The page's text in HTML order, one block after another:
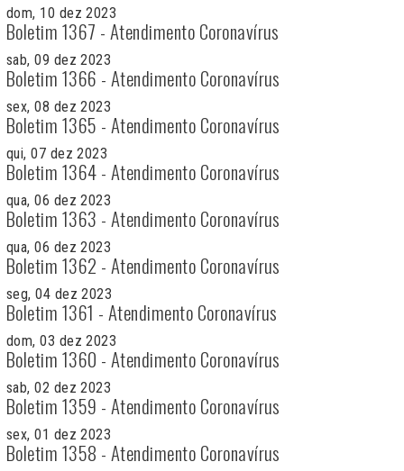
dom, 10 dez 2023
Boletim 1367 - Atendimento Coronavírus
sab, 09 dez 2023
Boletim 1366 - Atendimento Coronavírus
sex, 08 dez 2023
Boletim 1365 - Atendimento Coronavírus
qui, 07 dez 2023
Boletim 1364 - Atendimento Coronavírus
qua, 06 dez 2023
Boletim 1363 - Atendimento Coronavírus
qua, 06 dez 2023
Boletim 1362 - Atendimento Coronavírus
seg, 04 dez 2023
Boletim 1361 - Atendimento Coronavírus
dom, 03 dez 2023
Boletim 1360 - Atendimento Coronavírus
sab, 02 dez 2023
Boletim 1359 - Atendimento Coronavírus
sex, 01 dez 2023
Boletim 1358 - Atendimento Coronavírus